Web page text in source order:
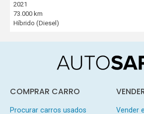
2021
73.000 km
Híbrido (Diesel)
COMPRAR CARRO
Procurar carros usados Vender